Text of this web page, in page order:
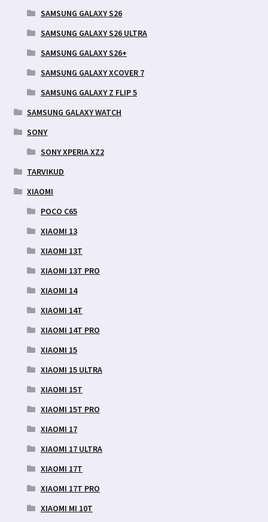
SAMSUNG GALAXY S26
SAMSUNG GALAXY S26 ULTRA
SAMSUNG GALAXY S26+
SAMSUNG GALAXY XCOVER 7
SAMSUNG GALAXY Z FLIP 5
SAMSUNG GALAXY WATCH
SONY
SONY XPERIA XZ2
TARVIKUD
XIAOMI
POCO C65
XIAOMI 13
XIAOMI 13T
XIAOMI 13T PRO
XIAOMI 14
XIAOMI 14T
XIAOMI 14T PRO
XIAOMI 15
XIAOMI 15 ULTRA
XIAOMI 15T
XIAOMI 15T PRO
XIAOMI 17
XIAOMI 17 ULTRA
XIAOMI 17T
XIAOMI 17T PRO
XIAOMI MI 10T